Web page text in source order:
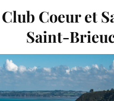
Club Coeur et
Saint-